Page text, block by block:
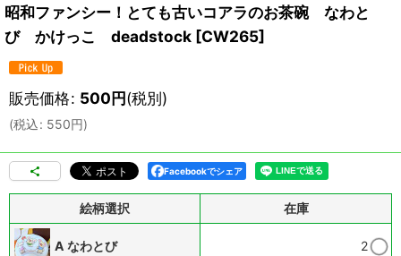
昭和ファンシー！とても古いコアラのお茶碗 なわと
び かけっこ deadstock [CW265]
販売価格: 500円(税別)
(税込: 550円)
Facebookでシェア
絵柄選択 在庫
A なわとび 2